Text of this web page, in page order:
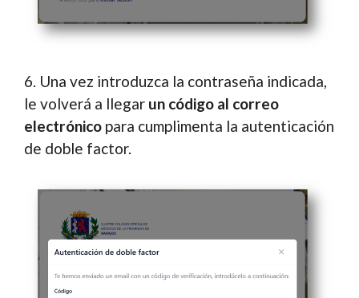
6. Una vez introduzca la contraseña indicada,
le volverá a llegar un código al correo
electrónico para cumplimenta la autenticación
de doble factor.